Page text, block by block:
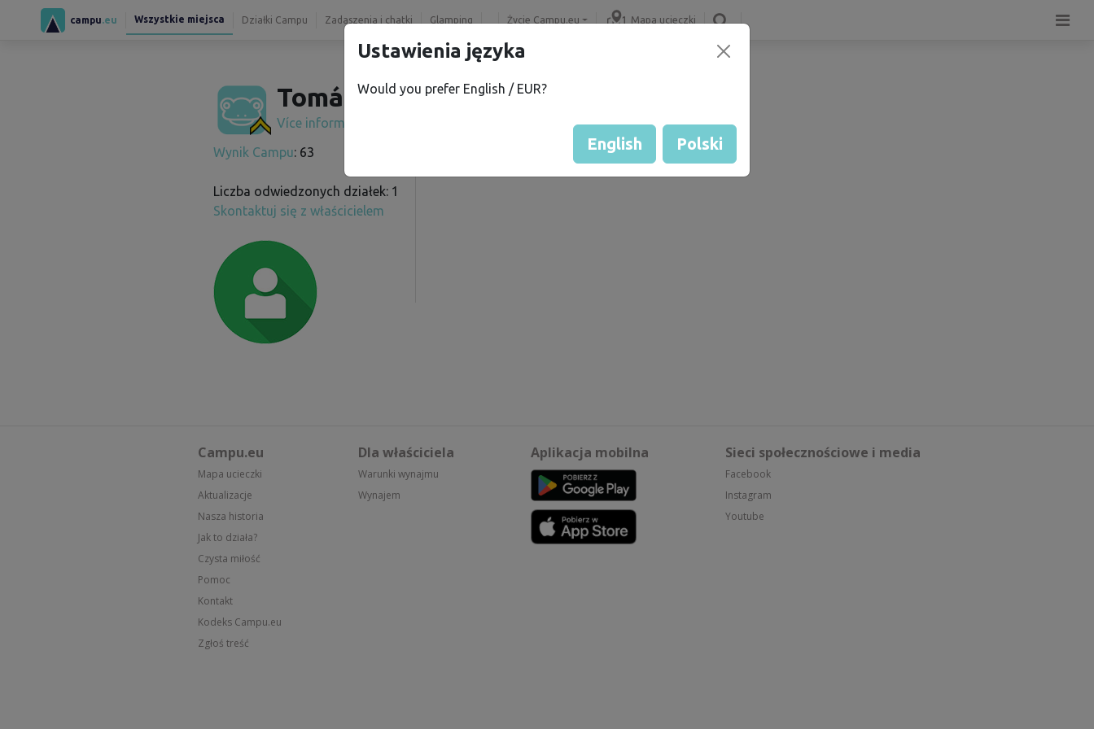
campu .eu Wszystkie miejsca Działki Campu Zadaszenia i chatki Glamping Życie Campu.eu Mapa ucieczki
Tomáš L.
Více informací
Wynik Campu: 63
Liczba odwiedzonych działek: 1
Skontaktuj się z właścicielem
Campu.eu
Mapa ucieczki
Aktualizacje
Nasza historia
Jak to działa?
Czysta miłość
Pomoc
Kontakt
Kodeks Campu.eu
Zgłoś treść
Dla właściciela
Warunki wynajmu
Wynajem
Aplikacja mobilna Sieci społecznościowe i media
Facebook
Instagram
Youtube
Ustawienia języka
Would you prefer English / EUR?
English Polski